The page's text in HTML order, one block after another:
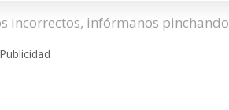
incorrectos, infórmanos pinchando
Publicidad